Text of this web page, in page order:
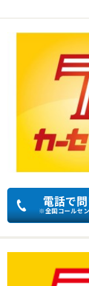
電話で
※全国コールセン